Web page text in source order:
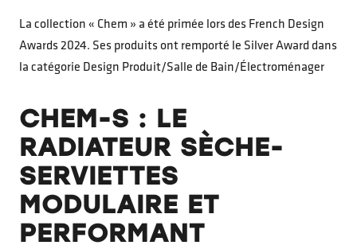
La collection « Chem » a été primée lors des French Design
Awards 2024. Ses produits ont remporté le Silver Award dans
la catégorie Design Produit/Salle de Bain/Électroménager
CHEM-S : LE
RADIATEUR SÈCHE-
SERVIETTES
MODULAIRE ET
PERFORMANT